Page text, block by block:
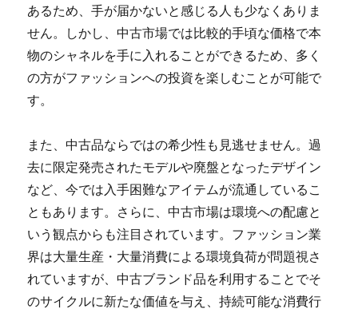
あるため、手が届かないと感じる人も少なくありま
せん。しかし、中古市場では比較的手頃な価格で本
物のシャネルを手に入れることができるため、多く
の方がファッションへの投資を楽しむことが可能で
す。
また、中古品ならではの希少性も見逃せません。過
去に限定発売されたモデルや廃盤となったデザイン
など、今では入手困難なアイテムが流通しているこ
ともあります。さらに、中古市場は環境への配慮と
いう観点からも注目されています。ファッション業
界は大量生産・大量消費による環境負荷が問題視さ
れていますが、中古ブランド品を利用することでそ
のサイクルに新たな価値を与え、持続可能な消費行